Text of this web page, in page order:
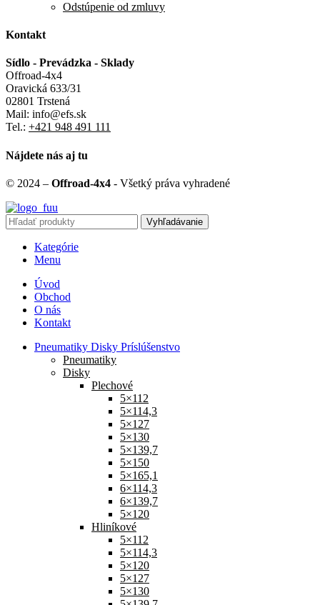
Odstúpenie od zmluvy
Kontakt
Sídlo - Prevádzka - Sklady
Offroad-4x4
Oravická 633/31
02801 Trstená
Mail: info@efs.sk
Tel.: +421 948 491 111
Nájdete nás aj tu
© 2024 – Offroad-4x4 - Všetký práva vyhradené
Vyhľadávanie
Kategórie
Menu
Úvod
Obchod
O nás
Kontakt
Pneumatiky Disky Príslúšenstvo
Pneumatiky
Disky
Plechové
5×112
5×114,3
5×127
5×130
5×139,7
5×150
5×165,1
6×114,3
6×139,7
5×120
Hliníkové
5×112
5×114,3
5×120
5×127
5×130